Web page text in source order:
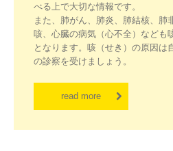
べる上で大切な情報です。
また、肺がん、肺炎、肺結核、肺
咳、心臓の病気（心不全）なども
となります。咳（せき）の原因は
の診察を受けましょう。
read more